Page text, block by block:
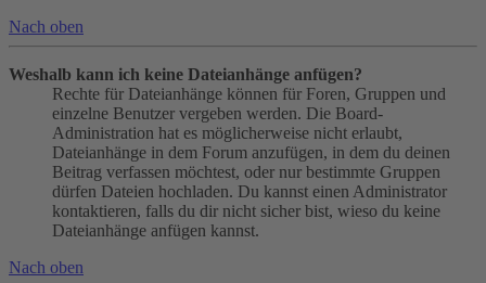
Nach oben
Weshalb kann ich keine Dateianhänge anfügen?
Rechte für Dateianhänge können für Foren, Gruppen und
einzelne Benutzer vergeben werden. Die Board-
Administration hat es möglicherweise nicht erlaubt,
Dateianhänge in dem Forum anzufügen, in dem du deinen
Beitrag verfassen möchtest, oder nur bestimmte Gruppen
dürfen Dateien hochladen. Du kannst einen Administrator
kontaktieren, falls du dir nicht sicher bist, wieso du keine
Dateianhänge anfügen kannst.
Nach oben